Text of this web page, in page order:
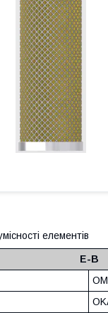
елементів
E-B